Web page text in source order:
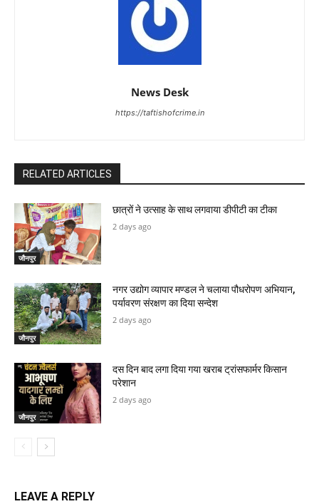
News Desk
https://taftishofcrime.in
RELATED ARTICLES
जौनपुर
छात्रों ने उत्साह के साथ लगवाया डीपीटी का टीका
2 days ago
जौनपुर
नगर उद्योग व्यापार मण्डल ने चलाया पौधरोपण अभियान,
पर्यावरण संरक्षण का दिया सन्देश
2 days ago
जौनपुर
दस दिन बाद लगा दिया गया खराब ट्रांसफार्मर किसान
परेशान
2 days ago
LEAVE A REPLY